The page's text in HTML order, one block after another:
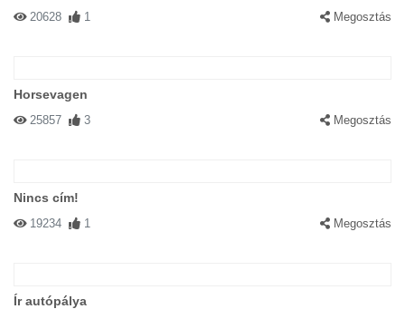
20628 1 Megosztás
Horsevagen
25857 3 Megosztás
Nincs cím!
19234 1 Megosztás
Ír autópálya